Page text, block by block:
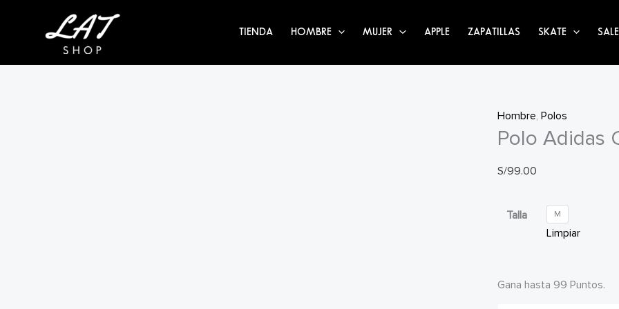
TIENDA HOMBRE MUJER APPLE ZAPATILLAS SKATE SALE
Hombre, Polos
Polo Adidas
S/99.00
Talla M
Limpiar
Gana hasta 99 Puntos.